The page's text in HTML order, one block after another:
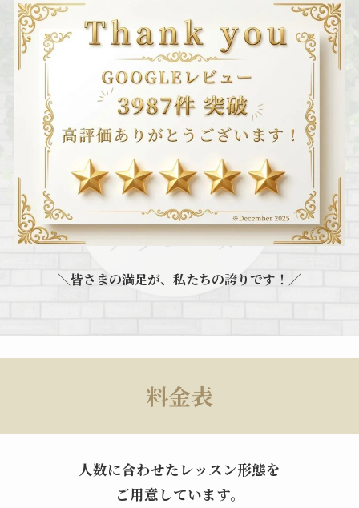
＼皆さまの満足が、私たちの誇りです！／
料金表
人数に合わせたレッスン形態を
ご用意しています。